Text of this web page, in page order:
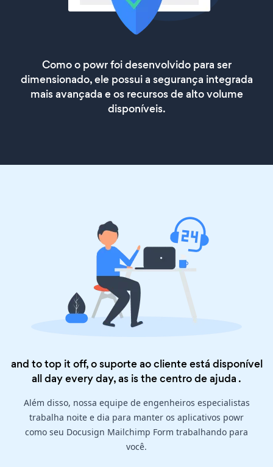
Como o powr foi desenvolvido para ser
dimensionado, ele possui a segurança integrada
mais avançada e os recursos de alto volume
disponíveis.
and to top it off, o suporte ao cliente está disponível
all day every day, as is thecentro de ajuda .
Além disso, nossa equipe de engenheiros especialistas
trabalha noite e dia para manter os aplicativos powr
como seu Docusign Mailchimp Form trabalhando para
você.